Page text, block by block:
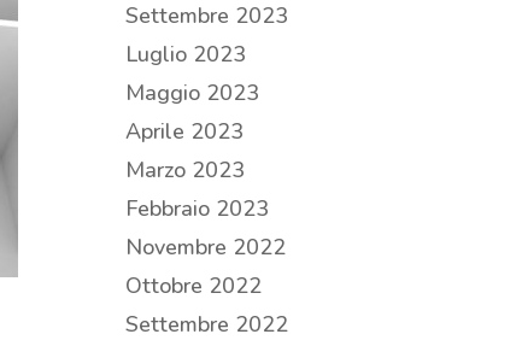
Settembre 2023
Luglio 2023
Maggio 2023
Aprile 2023
Marzo 2023
Febbraio 2023
Novembre 2022
Ottobre 2022
Settembre 2022